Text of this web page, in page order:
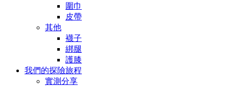
圍巾
皮帶
其他
襪子
綁腿
護膝
我們的探險旅程
實測分享